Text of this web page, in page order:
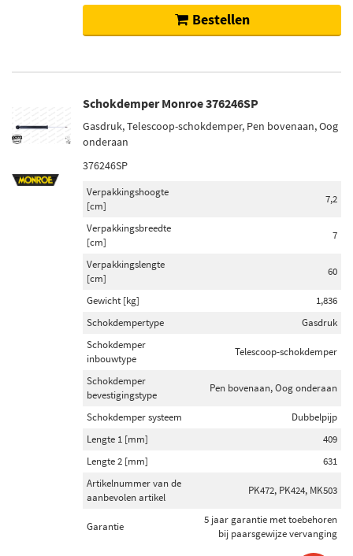
Bestellen
Schokdemper Monroe 376246SP
Gasdruk, Telescoop-schokdemper, Pen bovenaan, Oog
onderaan
376246SP
Verpakkingshoogte
[cm]
7,2
Verpakkingsbreedte
[cm]
7
Verpakkingslengte
[cm]
60
Gewicht [kg]
1,836
Schokdempertype
Gasdruk
Schokdemper
inbouwtype
Telescoop-schokdemper
Schokdemper
bevestigingstype
Pen bovenaan, Oog onderaan
Schokdemper systeem
Dubbelpijp
Lengte 1 [mm]
409
Lengte 2 [mm]
631
Artikelnummer van de
aanbevolen artikel
PK472, PK424, MK503
Garantie
5 jaar garantie met toebehoren
bij paarsgewijze vervanging